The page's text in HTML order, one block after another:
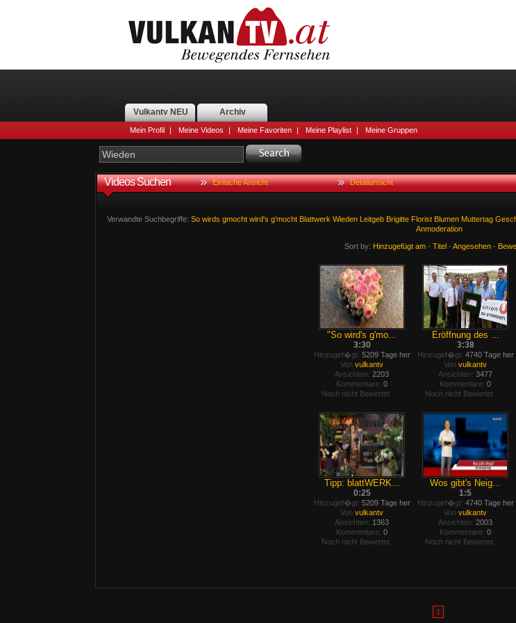
Vulkantv NEU Archiv
Mein Profil | Meine Videos | Meine Favoriten | Meine Playlist | Meine Gruppen
Videos Suchen Einfache Ansicht Detailansicht
Verwandte Suchbegriffe: So wirds gmocht wird's g'mocht Blattwerk Wieden Leitgeb Brigitte Florist Blumen Muttertag
Anmoderation
Sort by: Hinzugefügt am - Titel - Angesehen -
"So wird's g'mo...
3:30
Hinzugef�gt: 5209 Tage her
Von vulkantv
Ansichten: 2203
Kommentare: 0
Noch nicht Bewertet
Eröffnung des ...
3:38
Hinzugef�gt: 4740 Tage her
Von vulkantv
Ansichten: 3477
Kommentare: 0
Noch nicht Bewertet
Tipp: blattWERK...
0:25
Hinzugef�gt: 5209 Tage her
Von vulkantv
Ansichten: 1363
Kommentare: 0
Noch nicht Bewertet
Wos gibt's Neig...
1:5
Hinzugef�gt: 4740 Tage her
Von vulkantv
Ansichten: 2003
Kommentare: 0
Noch nicht Bewertet
1